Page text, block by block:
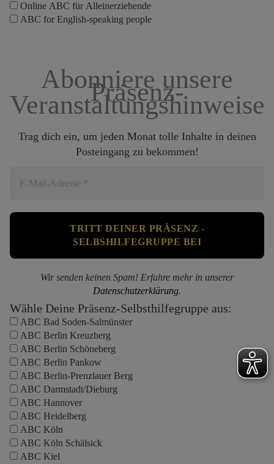
Online ABC für Alleinerziehende
ABC for English-speaking people
Abonniere unsere
Präsenz-
Veranstaltungshinweise
Trag dich ein, um jeden Monat tolle Inhalte in deinen
Posteingang zu bekommen!
Wir senden keinen Spam! Erfahre mehr in unserer
Datenschutzerklärung.
Wähle Deine Präsenz-Selbsthilfegruppe aus:
ABC Bad Soden-Salmünster
ABC Berlin Kreuzberg
ABC Berlin Schöneberg
ABC Berlin Pankow
ABC Berlin-Prenzlauer Berg
ABC Darmstadt/Dieburg
ABC Hannover
ABC Heidelberg
ABC Köln
ABC Köln Schälsick
ABC Kiel